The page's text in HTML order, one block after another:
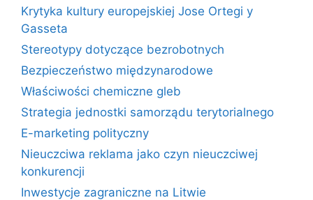
Krytyka kultury europejskiej Jose Ortegi y
Gasseta
Stereotypy dotyczące bezrobotnych
Bezpieczeństwo międzynarodowe
Właściwości chemiczne gleb
Strategia jednostki samorządu terytorialnego
E-marketing polityczny
Nieuczciwa reklama jako czyn nieuczciwej
konkurencji
Inwestycje zagraniczne na Litwie